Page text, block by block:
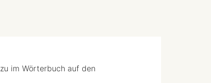
im Wörterbuch auf den